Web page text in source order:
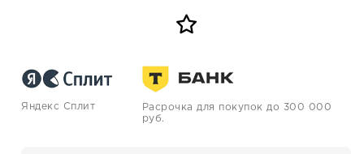
Яндекс Сплит
Расрочка для покупок до 300 000
руб.